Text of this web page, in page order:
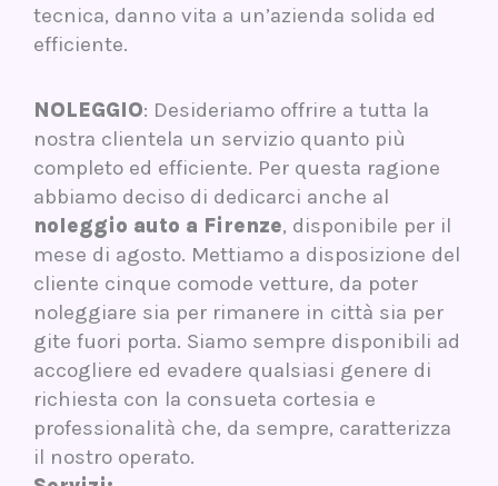
tecnica, danno vita a un’azienda solida ed
efficiente.
NOLEGGIO: Desideriamo offrire a tutta la
nostra clientela un servizio quanto più
completo ed efficiente. Per questa ragione
abbiamo deciso di dedicarci anche al
noleggio auto a Firenze, disponibile per il
mese di agosto. Mettiamo a disposizione del
cliente cinque comode vetture, da poter
noleggiare sia per rimanere in città sia per
gite fuori porta. Siamo sempre disponibili ad
accogliere ed evadere qualsiasi genere di
richiesta con la consueta cortesia e
professionalità che, da sempre, caratterizza
il nostro operato.